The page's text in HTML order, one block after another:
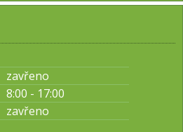
zavřeno
8:00 - 17:00
zavřeno